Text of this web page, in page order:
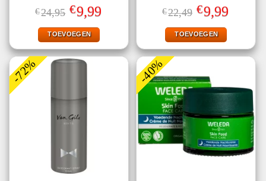
Gewaardeerd
4.40uit 5
€24,95 Oorspronkelijke
prijs
was:
€24,95.
€9,99Huidige
prijs
TOEVOEGEN
Gewaardeerd
4.78uit 5
€22,49 Oorspronkelijke
prijs
was:
€22,49.
€9,99Huidige
prijs
TOEVOEGEN
-72% -40%